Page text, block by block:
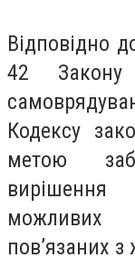
Відповідно
42 Закону
Кодексу
метою
вирішення
можливих
пов’язаних з